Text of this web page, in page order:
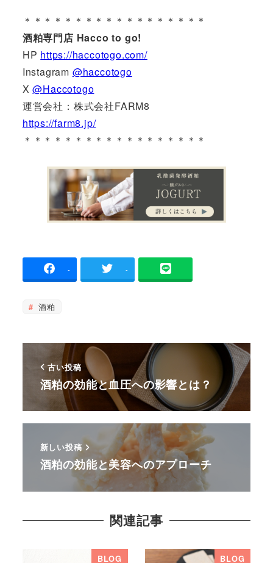
＊＊＊＊＊＊＊＊＊＊＊＊＊＊＊＊＊＊
酒粕専門店 Hacco to go!
HP https://haccotogo.com/
Instagram @haccotogo
X@Haccotogo
運営会社：株式会社FARM8
https://farm8.jp/
＊＊＊＊＊＊＊＊＊＊＊＊＊＊＊＊＊＊
- -
酒粕
古い投稿
酒粕の効能と血圧への影響とは？
新しい投稿
酒粕の効能と美容へのアプローチ
関連記事
BLOG BLOG